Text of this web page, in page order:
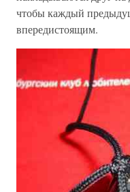
чтобы каждый
впередистоящим.